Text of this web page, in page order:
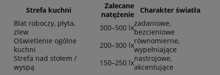
Strefa kuchni
Zalecane
natężenie
Charakter światła
Blat roboczy, płyta,
zlew
300–500 lxzadaniowe,
bezcieniowe
Oświetlenie ogólne
kuchni
200–300 lxrównomierne,
wypełniające
Strefa nad stołem /
wyspą
150–250 lxnastrojowe,
akcentujące